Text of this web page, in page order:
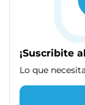
¡Suscribite
Lo que